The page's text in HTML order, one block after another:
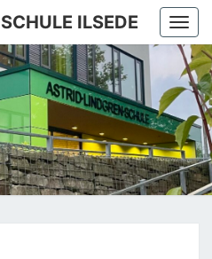
ILSEDE
FÖRDERSCHULE
MIT DEM
SCHWERPUNKT
GEISTIGE
ENTWICKLUNG